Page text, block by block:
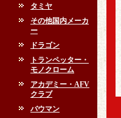
タミヤ
その他国内メーカ
ー
ドラゴン
トランペッター・
モノクローム
アカデミー・AFV
クラブ
バウマン